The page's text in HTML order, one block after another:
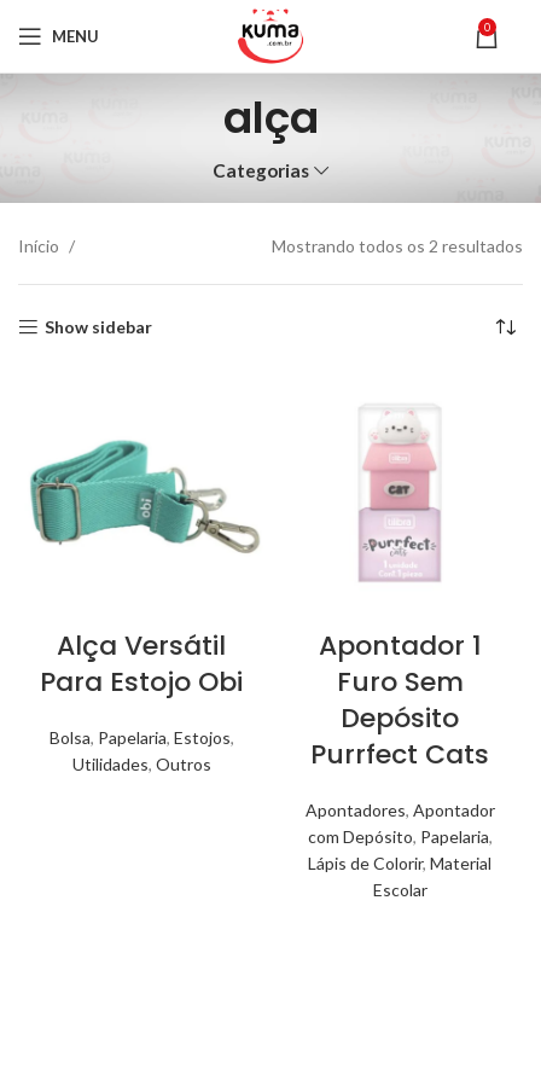
MENU 0
alça
Categorias
Início Mostrando todos os 2 resultados
Show sidebar
Alça Versátil
Para Estojo Obi
Bolsa, Papelaria, Estojos,
Utilidades, Outros
Apontador 1
Furo Sem
Depósito
Purrfect Cats
Apontadores, Apontador
com Depósito, Papelaria,
Lápis de Colorir, Material
Escolar